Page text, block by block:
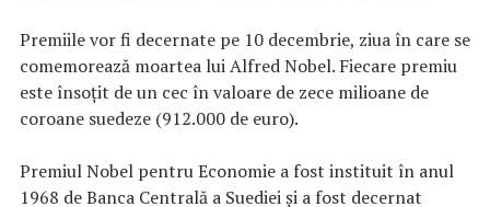
Premiile vor fi decernate pe 10 decembrie, ziua în care se
comemorează moartea lui Alfred Nobel. Fiecare premiu
este însoţit de un cec în valoare de zece milioane de
coroane suedeze (912.000 de euro).
Premiul Nobel pentru Economie a fost instituit în anul
1968 de Banca Centrală a Suediei şi a fost decernat